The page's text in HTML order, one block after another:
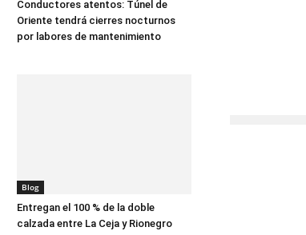
Conductores atentos: Túnel de
Oriente tendrá cierres nocturnos
por labores de mantenimiento
Blog
Entregan el 100 % de la doble
calzada entre La Ceja y Rionegro